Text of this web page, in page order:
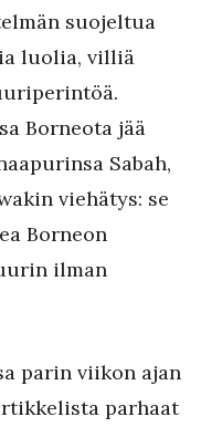
suojeltua
luolia, villiä
Borneota jää
Sabah,
viehätys: se
Borneon
ilman
parin viikon ajan
parhaat